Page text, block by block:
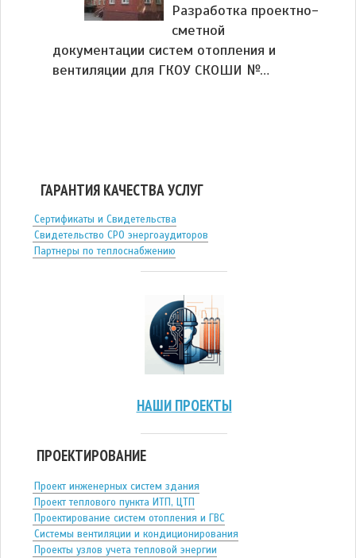
Разработка проектно-
сметной
документации систем отопления и
вентиляции для ГКОУ СКОШИ №…
ГАРАНТИЯ КАЧЕСТВА УСЛУГ
Сертификаты и Свидетельства
Свидетельство СРО энергоаудиторов
Партнеры по теплоснабжению
НАШИ ПРОЕКТЫ
ПРОЕКТИРОВАНИЕ
Проект инженерных систем здания
Проект теплового пункта ИТП, ЦТП
Проектирование систем отопления и ГВС
Системы вентиляции и кондиционирования
Проекты узлов учета тепловой энергии